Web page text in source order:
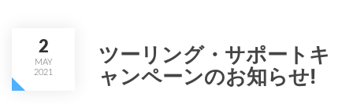
2
MAY
2021
ツーリング・サポートキ
ャンペーンのお知らせ!